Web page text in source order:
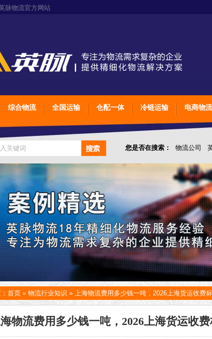
脉物流官方网站
综合物流 全国运输 仓配一体 冷链运输 电商物流
您是否在搜索： 物流公司
仓储综合专业定制物流 上
首页 » 物流行业知识 » 上海物流费用多少钱一吨，2026上海货运收费标
物流费用多少钱一吨，2026上海货运收费